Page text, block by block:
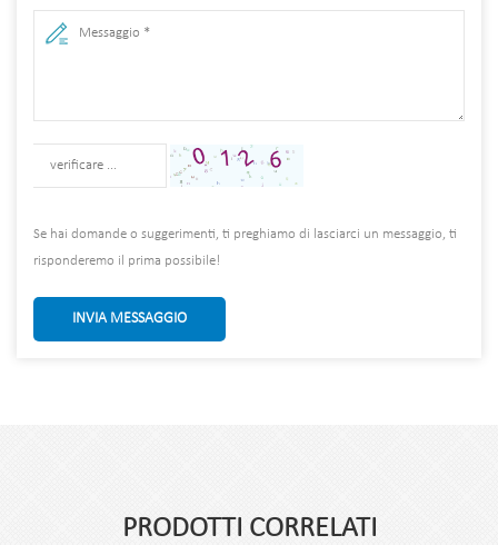
Se hai domande o suggerimenti, ti preghiamo di lasciarci un messaggio, ti
risponderemo il prima possibile!
INVIA MESSAGGIO
PRODOTTI CORRELATI